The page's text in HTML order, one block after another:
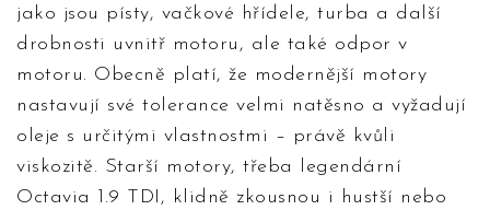
jako jsou písty, vačkové hřídele, turba a další
drobnosti uvnitř motoru, ale také odpor v
motoru. Obecně platí, že modernější motory
nastavují své tolerance velmi natěsno a vyžadují
oleje s určitými vlastnostmi – právě kvůli
viskozitě. Starší motory, třeba legendární
Octavia 1.9 TDI, klidně zkousnou i hustší nebo